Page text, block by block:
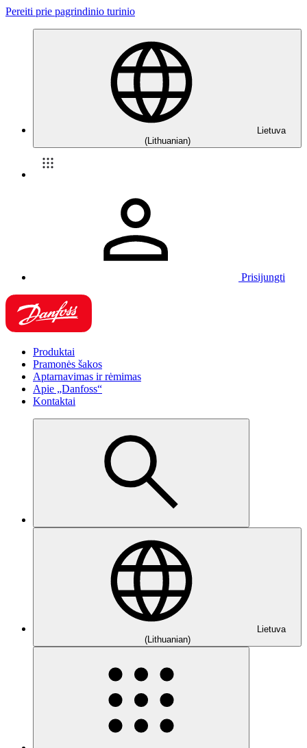
Pereiti prie pagrindinio turinio
Lietuva
(Lithuanian)
Prisijungti
Produktai
Pramonės šakos
Aptarnavimas ir rėmimas
Apie „Danfoss“
Kontaktai
Lietuva
(Lithuanian)